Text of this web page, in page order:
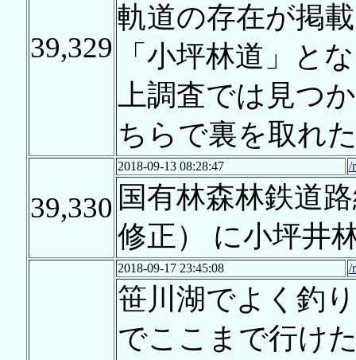
39,329
軌道の存在が掲
「小坪林道」と
上調査では見つ
ちらで裏を取れ
39,330
2018-09-13 08:28:47 /
国有林森林鉄道
修正） に小坪井
2018-09-17 23:45:08 /
笹川湖でよく釣
でここまで行け